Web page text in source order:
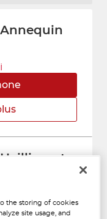
the storing of cookies
site usage, and